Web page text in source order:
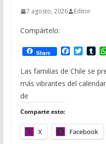
7 agosto, 2026 Editor
Compártelo:
Share
F
c
b
T
i
t
T
m
b
l
Las familias de Chile se
más vibrantes del
de
Comparte esto:
X Facebook